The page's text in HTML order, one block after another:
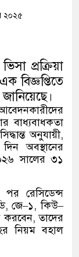
মানুষ
কারাদণ্ড ও
আমলে এক
জানিয়েছে গভর্নর
করতে দেশের
ফের বড় ধাক্কা: এক
২০২৫
প্রক্রিয়া
বিজ্ঞপ্তিতে
বাধ্যবাধকতা
অনুযায়ী,
অবস্থানের
সালের ৩১
রেসিডেন্স
জে–১, কিউ–
করবেন, তাদের
নিয়ম বহাল